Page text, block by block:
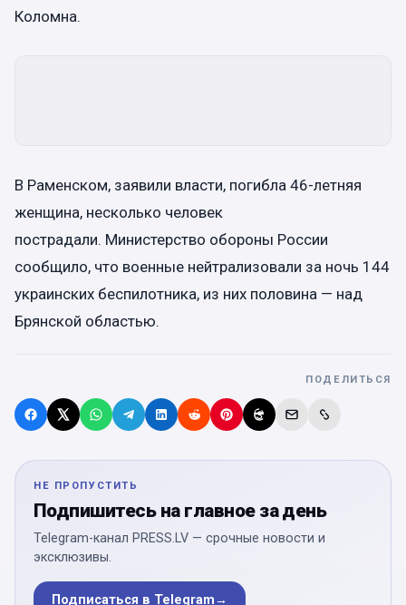
Коломна.
В Раменском, заявили власти, погибла 46-летняя
женщина, несколько человек
пострадали. Министерство обороны России
сообщило, что военные нейтрализовали за ночь 144
украинских беспилотника, из них половина — над
Брянской областью.
ПОДЕЛИТЬСЯ
НЕ ПРОПУСТИТЬ
Подпишитесь на главное за день
Telegram-канал PRESS.LV — срочные новости и
эксклюзивы.
Подписаться в Telegram→